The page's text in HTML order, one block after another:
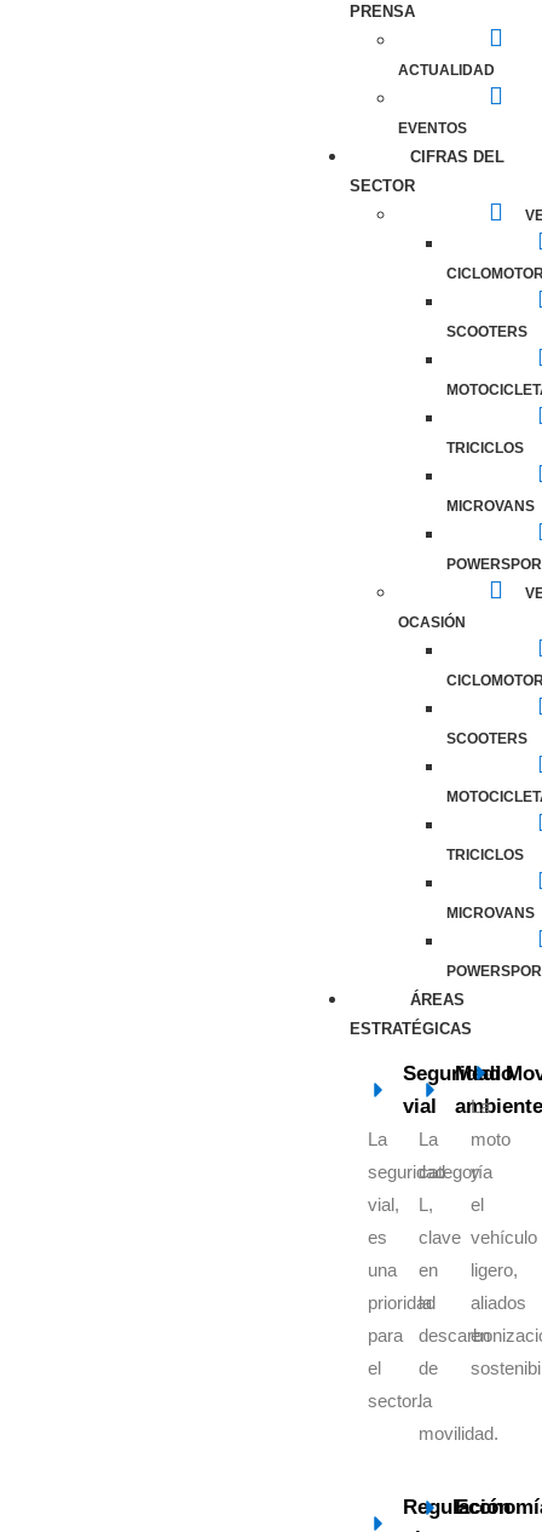
PRENSA
ACTUALIDAD
EVENTOS
CIFRAS DEL
SECTOR
SCOOTERS
TRICICLOS
MICROVANS
OCASIÓN
SCOOTERS
TRICICLOS
MICROVANS
ÁREAS
ESTRATÉGICAS
Seguridad
vial
La
seguridad
vial,
es
una
prioridad
para
el
sector.
Medio
ambiente
La
categoría
L,
clave
en
la
de
la
movilidad.
La
moto
y
el
vehículo
ligero,
aliados
en
Regulación